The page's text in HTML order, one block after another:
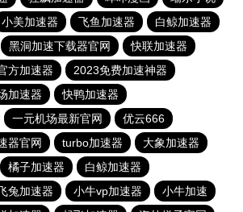
小美加速器 飞鱼加速器
白鲸加速器
黑洞加速下载器官网
快联加速器
方加速器
2023免费加速神器
加速器
快鸭加速器
一元机场最新官网
优云666
器官网 turbo加速器
大象加速器
橘子加速器
白鲸加速器
兔加速器 小牛vp加速器
小牛加速